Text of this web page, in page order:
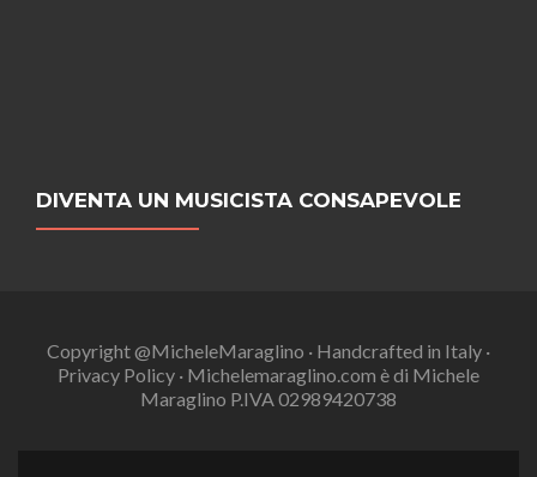
DIVENTA UN MUSICISTA CONSAPEVOLE
Copyright @MicheleMaraglino · Handcrafted in Italy ·
Privacy Policy · Michelemaraglino.com è di Michele
Maraglino P.IVA 02989420738